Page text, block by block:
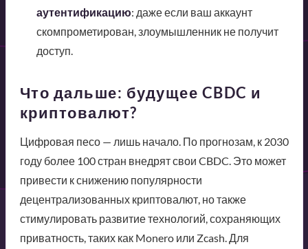
аутентификацию: даже если ваш аккаунт
скомпрометирован, злоумышленник не получит
доступ.
Что дальше: будущее CBDC и
криптовалют?
Цифровая песо — лишь начало. По прогнозам, к 2030
году более 100 стран внедрят свои CBDC. Это может
привести к снижению популярности
децентрализованных криптовалют, но также
стимулировать развитие технологий, сохраняющих
приватность, таких как Monero или Zcash. Для